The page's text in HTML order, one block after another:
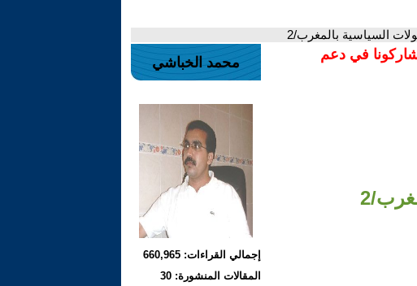
السياسية بالمغرب/2
في دعم
2
محمد الخباشي
إجمالي القراءات: 660,965
المقالات المنشورة: 30